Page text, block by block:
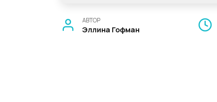
АВТОР
Эллина Гофман